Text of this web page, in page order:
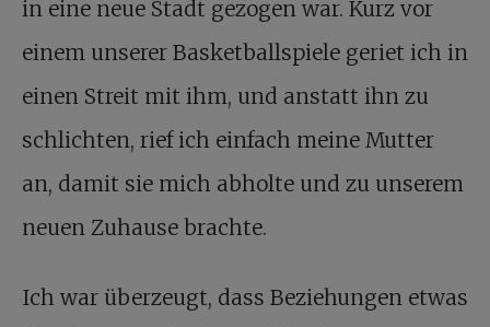
in eine neue Stadt gezogen war. Kurz vor
einem unserer Basketballspiele geriet ich in
einen Streit mit ihm, und anstatt ihn zu
schlichten, rief ich einfach meine Mutter
an, damit sie mich abholte und zu unserem
neuen Zuhause brachte.
Ich war überzeugt, dass Beziehungen etwas